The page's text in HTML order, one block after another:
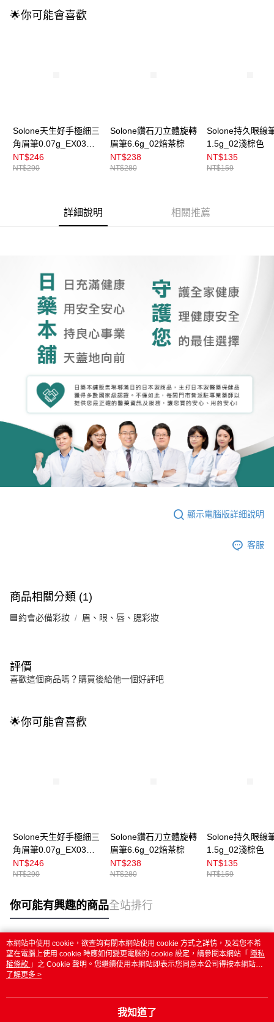
每筆NT$100，滿NT$899(含以上)免運費
每筆NT$100，滿NT$399(含以上)免運費
🌟你可能會喜歡
Solone天生好手極細三
角眉筆0.07g_EX03淺
栗棕
NT$246
NT$290
Solone鑽石刀立體旋轉
眉筆6.6g_02焙茶棕
NT$238
NT$280
Solone持久眼線
1.5g_02淺棕色
NT$135
NT$159
詳細說明 相關推薦
顯示電腦版詳細說明
客服
商品相關分類 (1)
🟦約會必備彩妝 眉、眼、唇、腮彩妝
評價
喜歡這個商品嗎？購買後給他一個好評吧
🌟你可能會喜歡
Solone天生好手極細三
角眉筆0.07g_EX03淺
栗棕
NT$246
NT$290
Solone鑽石刀立體旋轉
眉筆6.6g_02焙茶棕
NT$238
NT$280
Solone持久眼線
1.5g_02淺棕色
NT$135
NT$159
你可能有興趣的商品全站排行
熱門標籤
本網站中使用 cookie，欲查詢有關本網站使用 cookie 方式之詳情，及若您不希
望在電腦上使用 cookie 時應如何變更電腦的 cookie 設定，請參閱本網站「 隱私
權條款 」之 Cookie 聲明。您繼續使用本網站即表示您同意本公司得按本網站使
用條款之 Cookie 聲明使用 cookie。
了解更多 >
我知道了